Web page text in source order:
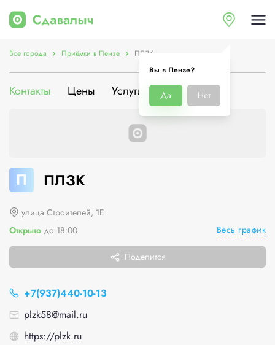
Вы в Пензе?
Да Нет
Все города Приёмки в Пензе ПЛЗК
Контакты Цены Услуги О компании
П ПЛЗК
улица Строителей, 1Е
Открыто до 18:00 Весь график
Поделится
+7(937)440-10-13
plzk58@mail.ru
https://plzk.ru